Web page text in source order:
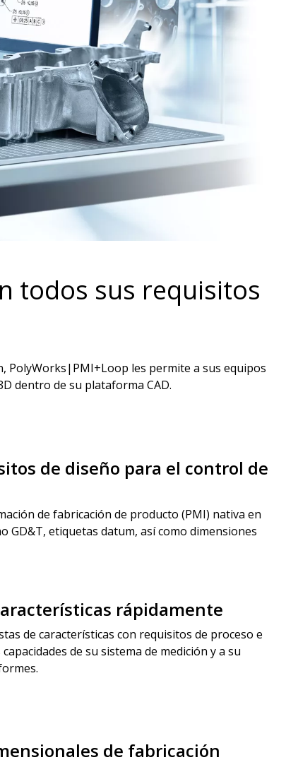
todos sus requisitos
PolyWorks|PMI+Loop les permite a sus equipos
dentro de su plataforma CAD.
de diseño para el control de
de fabricación de producto (PMI) nativa en
GD&T, etiquetas datum, así como dimensiones
rápidamente
de características con requisitos de proceso e
de su sistema de medición y a su
de fabricación